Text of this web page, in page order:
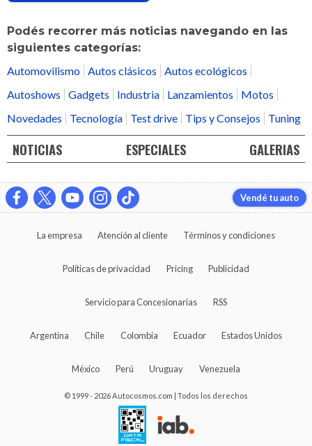
Podés recorrer más noticias navegando en las
siguientes categorías:
Automovilismo Autos clásicos
Autos ecológicos
Autoshows
Gadgets Industria Lanzamientos
Motos
Novedades
Tecnología Test drive Tips y Consejos Tuning
NOTICIAS ESPECIALES GALERIAS
Vendé tu auto
La empresa Atención al cliente Términos y condiciones
Políticas de privacidad Pricing Publicidad
Servicio para Concesionarias RSS
Argentina Chile Colombia Ecuador Estados Unidos
México Perú Uruguay Venezuela
© 1999 - 2026 Autocosmos.com | Todos los derechos